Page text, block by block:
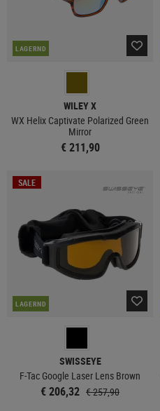
LAGERND
WILEY X
WX Helix Captivate Polarized Green
Mirror
€ 211,90
SALE
LAGERND
SWISSEYE
F-Tac Google Laser Lens Brown
€ 206,32 € 257,90